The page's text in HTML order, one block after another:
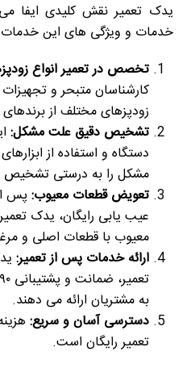
یدک تعمیر نقش کلیدی ایفا
خدمات و ویژگی های این خدمات
تخصص در تعمیر انواع
کارشناسان متبحر و
زودپزهای مختلف از
تشخیص دقیق علت مشکل:
دستگاه و استفاده از
مشکل را به درستی
تعویض قطعات معیوب:پس
عیب یابی رایگان، یدک
معیوب با قطعات اصلی و
ارائه خدمات پس از تعمیر:
به مشتریان ارائه می دهند.
دسترسی آسان و سریع:
تعمیر رایگان است.